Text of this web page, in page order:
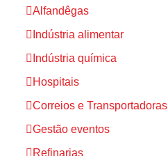
Alfandêgas
Indústria alimentar
Indústria química
Hospitais
Correios e Transportadoras
Gestão eventos
Refinarias